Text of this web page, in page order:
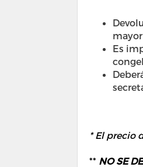
Es
* El precio
** NO SE